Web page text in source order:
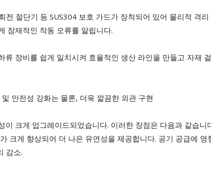
전 절단기 등 SUS304 보호 가드가 장착되어 있어 물리적 격
잠재적인 작동 오류를 알립니다.
류 장비를 쉽게 일치시켜 효율적인 생산 라인을 만들고 자재
안전성 강화는 물론, 더욱 깔끔한 외관 구현
이 크게 업그레이드되었습니다. 이러한 장점은 다음과 같습
크게 향상되어 더 나은 유연성을 제공합니다. 공기 공급에
감소.